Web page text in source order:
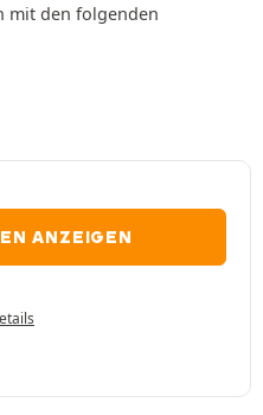
mit den folgenden
ANZEIGEN